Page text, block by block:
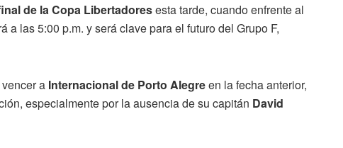
de la Copa Libertadoresesta tarde, cuando enfrente al
las 5:00 p.m. y será clave para el futuro del Grupo F,
a Internacional de Porto Alegreen la fecha anterior,
especialmente por la ausencia de su capitán David